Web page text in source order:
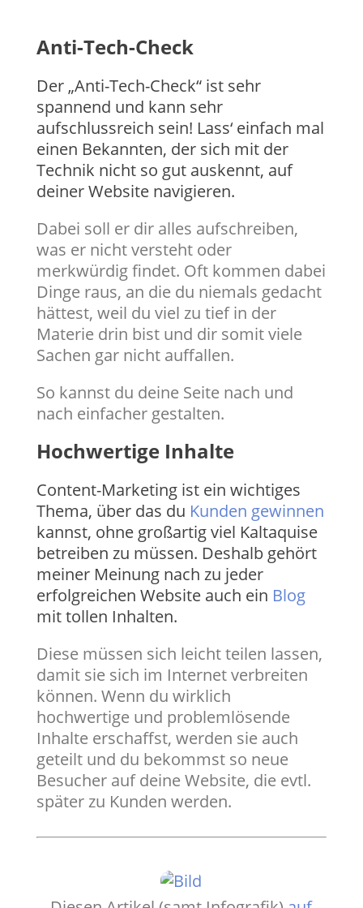
Anti-Tech-Check
Der „Anti-Tech-Check“ ist sehr
spannend und kann sehr
aufschlussreich sein! Lass‘ einfach mal
einen Bekannten, der sich mit der
Technik nicht so gut auskennt, auf
deiner Website navigieren.
Dabei soll er dir alles aufschreiben,
was er nicht versteht oder
merkwürdig findet. Oft kommen dabei
Dinge raus, an die du niemals gedacht
hättest, weil du viel zu tief in der
Materie drin bist und dir somit viele
Sachen gar nicht auffallen.
So kannst du deine Seite nach und
nach einfacher gestalten.
Hochwertige Inhalte
Content-Marketing ist ein wichtiges
Thema, über das du Kunden gewinnen
kannst, ohne großartig viel Kaltaquise
betreiben zu müssen. Deshalb gehört
meiner Meinung nach zu jeder
erfolgreichen Website auch ein Blog
mit tollen Inhalten.
Diese müssen sich leicht teilen lassen,
damit sie sich im Internet verbreiten
können. Wenn du wirklich
hochwertige und problemlösende
Inhalte erschaffst, werden sie auch
geteilt und du bekommst so neue
Besucher auf deine Website, die evtl.
später zu Kunden werden.